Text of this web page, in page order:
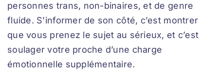
personnes trans, non-binaires, et de genre
fluide. S’informer de son côté, c’est montrer
que vous prenez le sujet au sérieux, et c’est
soulager votre proche d’une charge
émotionnelle supplémentaire.